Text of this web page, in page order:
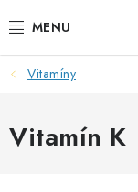
na
DOPLŇKY STRAVY
KOSMETIKA
Vitamíny
Vitamín K